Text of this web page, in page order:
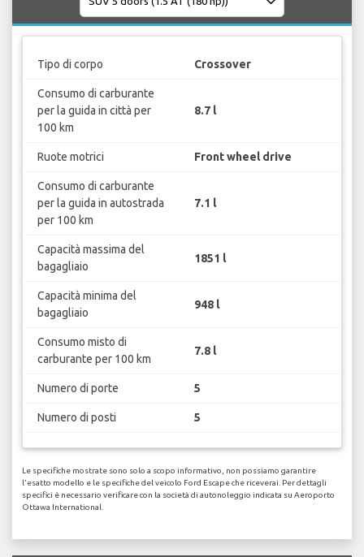
Tipo di corpo Crossover
Consumo di carburante
per la guida in città per
100 km
8.7 l
Ruote motrici Front wheel drive
Consumo di carburante
per la guida in autostrada
per 100 km
7.1 l
Capacità massima del
bagagliaio
1851 l
Capacità minima del
bagagliaio
948 l
Consumo misto di
carburante per 100 km
7.8 l
Numero di porte 5
Numero di posti 5
Le specifiche mostrate sono solo a scopo informativo, non possiamo garantire
l'esatto modello e le specifiche del veicolo Ford Escape che riceverai. Per dettagli
specifici è necessario verificare con la società di autonoleggio indicata su Aeroporto
Ottawa International.